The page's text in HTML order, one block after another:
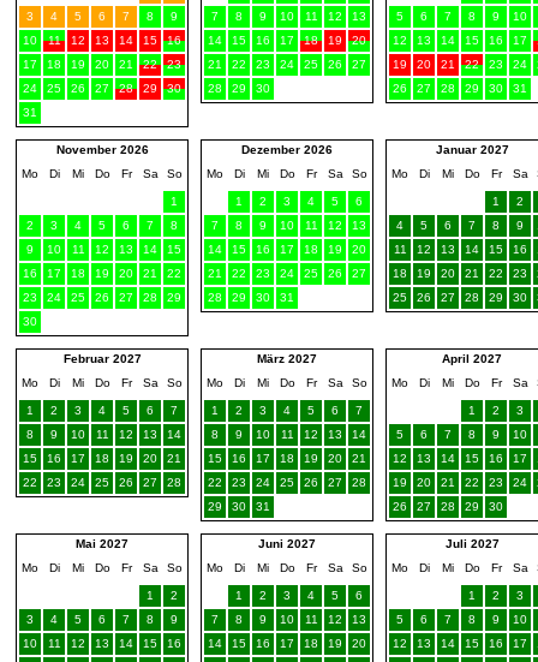
3
4 5 6 7 8
9
10
11 12 13 14 15
16
17
18 19 20 21 22
23
24
25 26 27 28 29
30
31
7
8 9 10 11 12
13
14
15 16 17 18 19
20
21
22 23 24 25 26
27
28
29 30
5
6 7 8 9 10
12
13 14 15 16 17
19
20 21 22 23 24
26
27 28 29 30 31
November 2026
Mo
Di Mi Do Fr Sa So
1
2
3 4 5 6 7
8
9
10 11 12 13 14
15
16
17 18 19 20 21
22
23
24 25 26 27 28
29
30
Dezember 2026
Mo
Di Mi Do Fr Sa So
1 2 3 4 5
6
7
8 9 10 11 12
13
14
15 16 17 18 19
20
21
22 23 24 25 26
27
28
29 30 31
Januar 2027
Mo
Di Mi Do Fr Sa
1
2
4
5 6 7 8 9
11
12 13 14 15 16
18
19 20 21 22 23
25
26 27 28 29 30
Februar 2027
Mo
Di Mi Do Fr Sa So
1 2 3 4 5 6
7
8
9 10 11 12 13
14
15
16 17 18 19 20
21
22
23 24 25 26 27 28
März 2027
Mo
Di Mi Do Fr Sa So
1 2 3 4 5 6
7
8
9 10 11 12 13
14
15
16 17 18 19 20
21
22
23 24 25 26 27
28
29
30 31
April 2027
Mo
Di Mi Do Fr Sa
1 2
3
5
6 7 8 9 10
12
13 14 15 16 17
19
20 21 22 23 24
26
27 28 29 30
Mai 2027
Mo
Di Mi Do Fr Sa So
1
2
3
4 5 6 7 8
9
10
11 12 13 14 15
16
Juni 2027
Mo
Di Mi Do Fr Sa So
1 2 3 4 5
6
7
8 9 10 11 12
13
14
15 16 17 18 19
20
Juli 2027
Mo
Di Mi Do Fr Sa
1 2
3
5
6 7 8 9 10
12
13 14 15 16 17